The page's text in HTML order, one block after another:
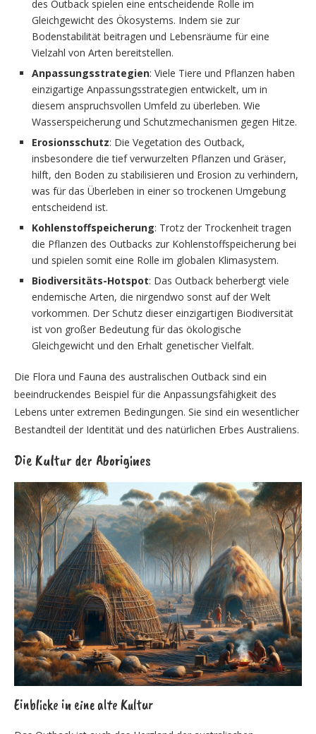
des Outback spielen eine entscheidende Rolle im
Gleichgewicht des Ökosystems. Indem sie zur
Bodenstabilität beitragen und Lebensräume für eine
Vielzahl von Arten bereitstellen.
Anpassungsstrategien: Viele Tiere und Pflanzen haben
einzigartige Anpassungsstrategien entwickelt, um in
diesem anspruchsvollen Umfeld zu überleben. Wie
Wasserspeicherung und Schutzmechanismen gegen Hitze.
Erosionsschutz: Die Vegetation des Outback,
insbesondere die tief verwurzelten Pflanzen und Gräser,
hilft, den Boden zu stabilisieren und Erosion zu verhindern,
was für das Überleben in einer so trockenen Umgebung
entscheidend ist.
Kohlenstoffspeicherung: Trotz der Trockenheit tragen
die Pflanzen des Outbacks zur Kohlenstoffspeicherung bei
und spielen somit eine Rolle im globalen Klimasystem.
Biodiversitäts-Hotspot: Das Outback beherbergt viele
endemische Arten, die nirgendwo sonst auf der Welt
vorkommen. Der Schutz dieser einzigartigen Biodiversität
ist von großer Bedeutung für das ökologische
Gleichgewicht und den Erhalt genetischer Vielfalt.
Die Flora und Fauna des australischen Outback sind ein
beeindruckendes Beispiel für die Anpassungsfähigkeit des
Lebens unter extremen Bedingungen. Sie sind ein wesentlicher
Bestandteil der Identität und des natürlichen Erbes Australiens.
Die Kultur der Aborigines
Einblicke in eine alte Kultur